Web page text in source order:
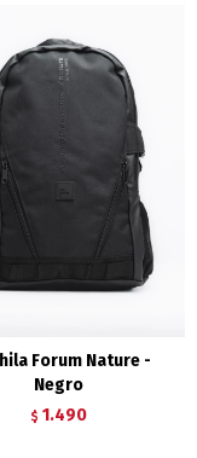
Forum Nature -
Negro
$ 1.490